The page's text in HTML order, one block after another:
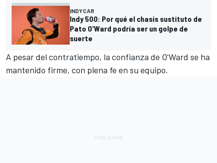
INDYCAR
Indy 500: Por qué el chasis sustituto de
Pato O'Ward podría ser un golpe de
suerte
A pesar del contratiempo, la confianza de O'Ward se ha
mantenido firme, con plena fe en su equipo.